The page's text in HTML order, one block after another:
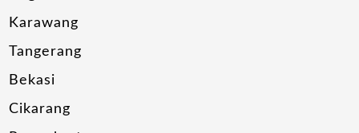
Karawang
Tangerang
Bekasi
Cikarang